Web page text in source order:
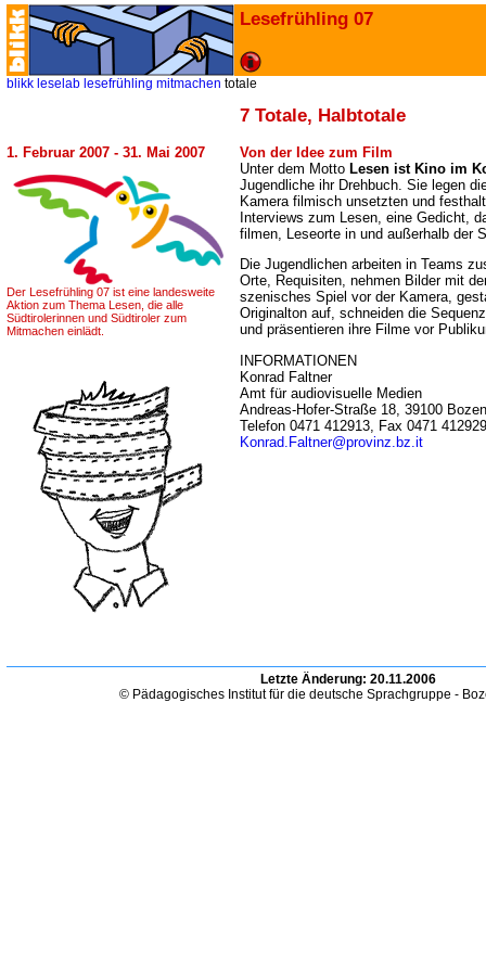
Lesefrühling 07
blikk leselab lesefrühling mitmachen totale
7 Totale, Halbtotale
1. Februar 2007 - 31. Mai 2007
Der Lesefrühling 07 ist eine landesweite
Aktion zum Thema Lesen, die alle
Südtirolerinnen und Südtiroler zum
Mitmachen einlädt.
Von der Idee zum Film
Unter dem Motto Lesen ist Kino im
Jugendliche ihr Drehbuch. Sie legen
Kamera filmisch unsetzten und
Interviews zum Lesen, eine Gedicht,
filmen, Leseorte in und außerhalb der
Die Jugendlichen arbeiten in Teams
Orte, Requisiten, nehmen Bilder mit
szenisches Spiel vor der Kamera,
Originalton auf, schneiden die
und präsentieren ihre Filme vor
INFORMATIONEN
Konrad Faltner
Amt für audiovisuelle Medien
Andreas-Hofer-Straße 18, 39100 Bozen
Telefon 0471 412913, Fax 0471 412929
Konrad.Faltner@provinz.bz.it
Letzte Änderung: 20.11.2006
© Pädagogisches Institut für die deutsche Sprachgruppe -